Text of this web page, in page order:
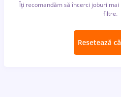
Îți recomandăm să încerci joburi
filtre.
Resetează